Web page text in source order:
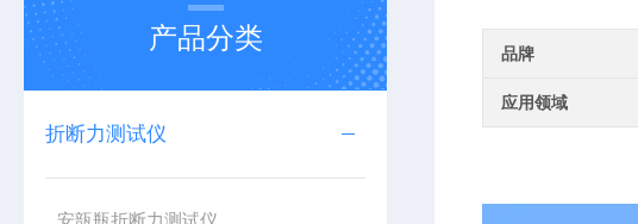
产品分类
折断力测试仪
安瓿瓶折断力测试仪
品牌
应用领域